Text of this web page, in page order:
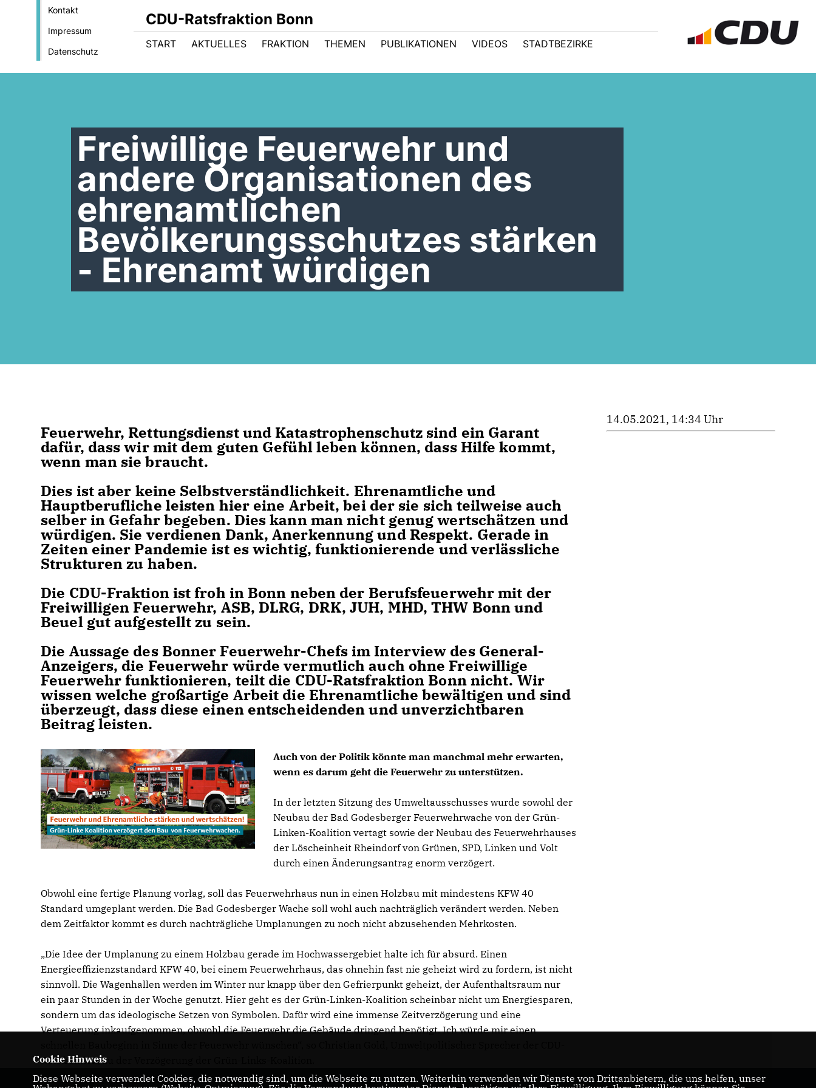
Kontakt
Impressum
Datenschutz
CDU-Ratsfraktion Bonn
START AKTUELLES FRAKTION THEMEN PUBLIKATIONEN VIDEOS STADTBEZIRKE
Freiwillige Feuerwehr und
andere Organisationen des
ehrenamtlichen
Bevölkerungsschutzes stärken
- Ehrenamt würdigen
Feuerwehr, Rettungsdienst und Katastrophenschutz sind ein Garant
dafür, dass wir mit dem guten Gefühl leben können, dass Hilfe kommt,
wenn man sie braucht.
Dies ist aber keine Selbstverständlichkeit. Ehrenamtliche und
Hauptberufliche leisten hier eine Arbeit, bei der sie sich teilweise auch
selber in Gefahr begeben. Dies kann man nicht genug wertschätzen und
würdigen. Sie verdienen Dank, Anerkennung und Respekt. Gerade in
Zeiten einer Pandemie ist es wichtig, funktionierende und verlässliche
Strukturen zu haben.
Die CDU-Fraktion ist froh in Bonn neben der Berufsfeuerwehr mit der
Freiwilligen Feuerwehr, ASB, DLRG, DRK, JUH, MHD, THW Bonn und
Beuel gut aufgestellt zu sein.
Die Aussage des Bonner Feuerwehr-Chefs im Interview des General-
Anzeigers, die Feuerwehr würde vermutlich auch ohne Freiwillige
Feuerwehr funktionieren, teilt die CDU-Ratsfraktion Bonn nicht. Wir
wissen welche großartige Arbeit die Ehrenamtliche bewältigen und sind
überzeugt, dass diese einen entscheidenden und unverzichtbaren
Beitrag leisten.
Auch von der Politik könnte man manchmal mehr erwarten,
wenn es darum geht die Feuerwehr zu unterstützen.
In der letzten Sitzung des Umweltausschusses wurde sowohl der
Neubau der Bad Godesberger Feuerwehrwache von der Grün-
Linken-Koalition vertagt sowie der Neubau des Feuerwehrhauses
der Löscheinheit Rheindorf von Grünen, SPD, Linken und Volt
durch einen Änderungsantrag enorm verzögert.
Obwohl eine fertige Planung vorlag, soll das Feuerwehrhaus nun in einen Holzbau mit mindestens KFW 40
Standard umgeplant werden. Die Bad Godesberger Wache soll wohl auch nachträglich verändert werden. Neben
dem Zeitfaktor kommt es durch nachträgliche Umplanungen zu noch nicht abzusehenden Mehrkosten.
Die Idee der Umplanung zu einem Holzbau gerade im Hochwassergebiet halte ich für absurd. Einen
Energieeffizienzstandard KFW 40, bei einem Feuerwehrhaus, das ohnehin fast nie geheizt wird zu fordern, ist nicht
sinnvoll. Die Wagenhallen werden im Winter nur knapp über den Gefrierpunkt geheizt, der Aufenthaltsraum nur
ein paar Stunden in der Woche genutzt. Hier geht es der Grün-Linken-Koalition scheinbar nicht um Energiesparen,
sondern um das ideologische Setzen von Symbolen. Dafür wird eine immense Zeitverzögerung und eine
Verteuerung inkaufgenommen, obwohl die Feuerwehr die Gebäude dringend benötigt. Ich würde mir einen
Ratsfraktion, zu der Verzögerung der Grün-Links-Koalition.
14.05.2021, 14:34 Uhr
Cookie Hinweis
Diese Webseite verwendet Cookies, die notwendig sind, um die Webseite zu nutzen. Weiterhin verwenden wir Dienste von Drittanbietern, die uns helfen, unser